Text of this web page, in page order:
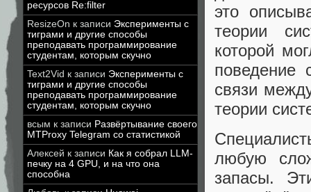
ресурсов Re:filter
ResizeOn к записи Эксперименты с
тиграми и другие способы
преподавать программирование
студентам, которым скучно
Text2Vid к записи Эксперименты с
тиграми и другие способы
преподавать программирование
студентам, которым скучно
всым к записи Развёртывание своего
MTProxy Telegram со статистикой
Алексей к записи Как я собрал LLM-
печку на 4 GPU, и на что она
способна
это
теории
которой
поведение
связи
теории
любую
запасы.